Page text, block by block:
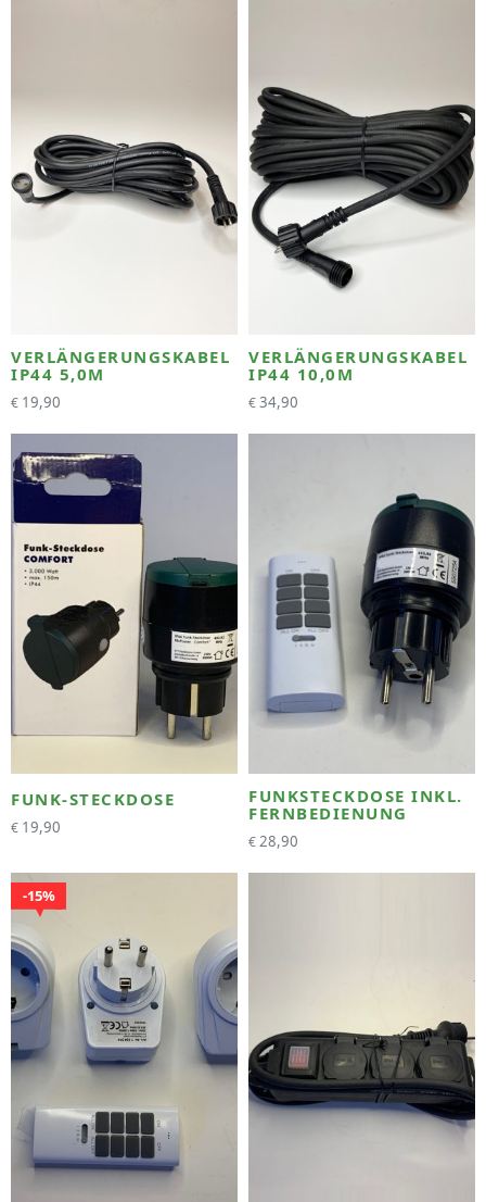
VERLÄNGERUNGSKABEL
IP44 5,0M
€ 19,90
VERLÄNGERUNGSKABEL
IP44 10,0M
€34,90
FUNK-STECKDOSE
€ 19,90
FUNKSTECKDOSE INKL.
FERNBEDIENUNG
€28,90
15%